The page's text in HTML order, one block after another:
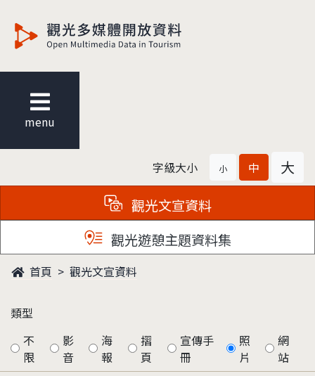
menu
字級大小 小 中 大
觀光文宣資料
觀光遊憩主題資料集
首頁 觀光文宣資料
類型
不
限
影
音
海
報
摺
頁
宣傳手
冊
照
片
網
站